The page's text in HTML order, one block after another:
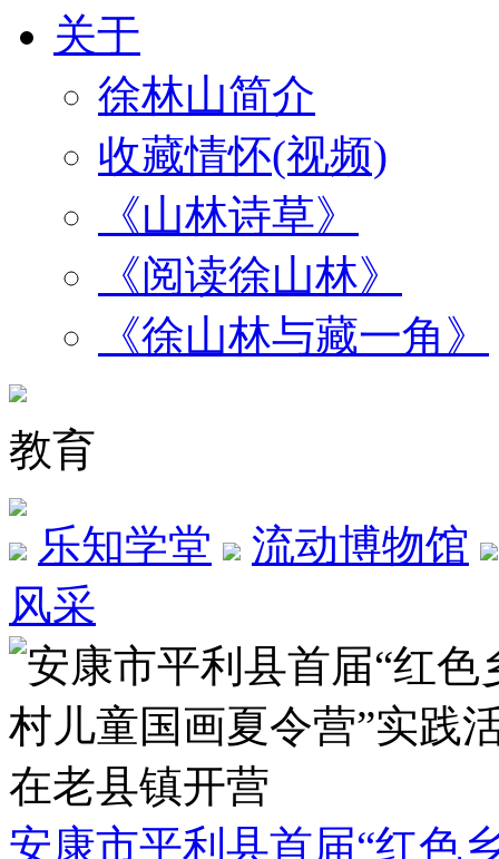
关于
徐林山简介
收藏情怀(视频)
《山林诗草》
《阅读徐山林》
《徐山林与藏一角》
教育
乐知学堂
流动博物馆
风采
安康市平利县首届“红色